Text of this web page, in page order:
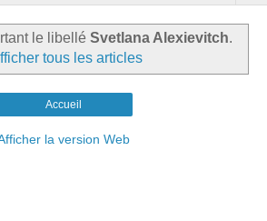
le libellé Svetlana Alexievitch.
tous les articles
Accueil
la version Web